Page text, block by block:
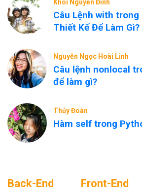
Khôi Nguyễn Đỉnh
Câu Lệnh with
Thiết Kế Để Làm Gì?
Nguyễn Ngọc Hoài Linh
Câu lệnh nonlocal
để làm gì?
Thủy Đoàn
Hàm self trong
Back-End Front-End